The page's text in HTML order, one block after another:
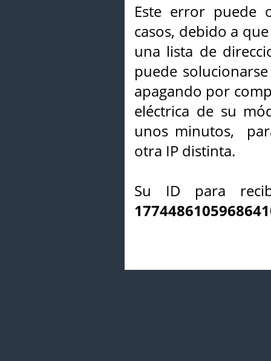
Este error puede
casos, debido a
una lista de
puede
apagando por
eléctrica de su
unos minutos,
otra IP distinta.
Su ID para